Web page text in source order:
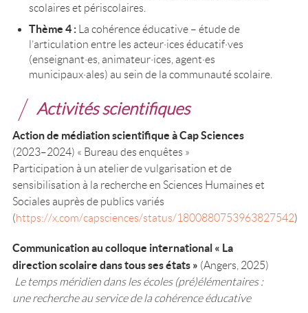
scolaires et périscolaires.
Thème 4 :La cohérence éducative – étude de
l’articulation entre les acteur·ices éducatif·ves
(enseignant·es, animateur·ices, agent·es
municipaux·ales) au sein de la communauté scolaire.
Activités scientifiques
Action de médiation scientifique à Cap Sciences
(2023–2024) « Bureau des enquêtes »
Participation à un atelier de vulgarisation et de
sensibilisation à la recherche en Sciences Humaines et
Sociales auprès de publics variés
(https://x.com/capsciences/status/1800880753963827542)
Communication au colloque international « La
direction scolaire dans tous ses états » (Angers, 2025)
Le temps méridien dans les écoles (pré)élémentaires :
une recherche au service de la cohérence éducative